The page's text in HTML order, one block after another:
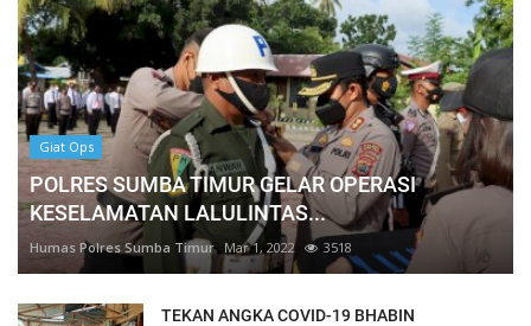
Giat Ops
POLRES SUMBA TIMUR GELAR OPERASI
KESELAMATAN LALULINTAS...
Humas Polres Sumba Timur Mar 1, 2022 3518
TEKAN ANGKA COVID-19 BHABIN